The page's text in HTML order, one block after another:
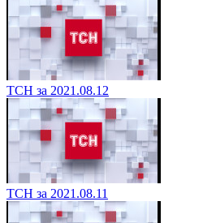
ТСН за 2021.08.12
ТСН за 2021.08.11